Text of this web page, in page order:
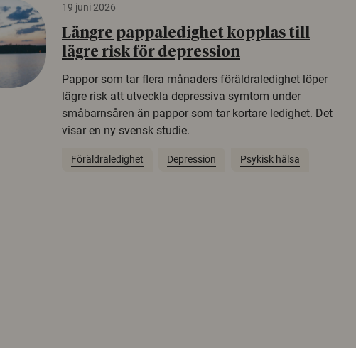
19 juni 2026
Längre pappaledighet kopplas till
lägre risk för depression
Pappor som tar flera månaders föräldraledighet löper
lägre risk att utveckla depressiva symtom under
småbarnsåren än pappor som tar kortare ledighet. Det
visar en ny svensk studie.
Föräldraledighet Depression Psykisk hälsa